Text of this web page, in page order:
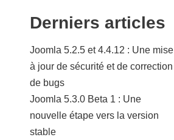
Derniers articles
Joomla 5.2.5 et 4.4.12 : Une mise
à jour de sécurité et de correction
de bugs
Joomla 5.3.0 Beta 1 : Une
nouvelle étape vers la version
stable